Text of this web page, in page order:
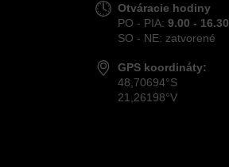
Otváracie hodiny
PO - PIA: 9.00 - 16.30
SO - NE: zatvorené
GPS koordináty:
48,70694°S
21,26198°V